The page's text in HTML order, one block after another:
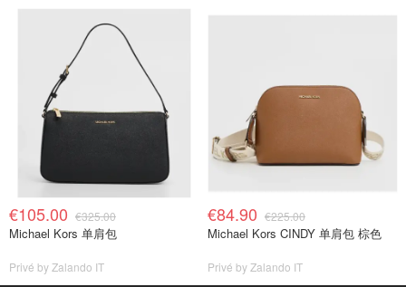
€105.00 €325.00
Michael Kors 单肩包
Privé by Zalando IT
€84.90 €225.00
Michael Kors CINDY 单肩包 棕色
Privé by Zalando IT